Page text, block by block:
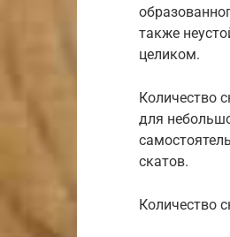
также
целиком.
Количество
для
скатов.
Количество